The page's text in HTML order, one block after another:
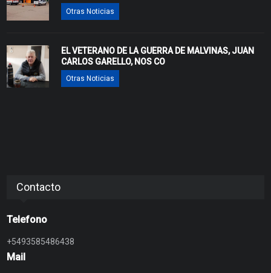
Otras Noticias
EL VETERANO DE LA GUERRA DE MALVINAS, JUAN
CARLOS GARELLO, NOS CO
Otras Noticias
Contacto
Telefono
+5493585486438
Mail